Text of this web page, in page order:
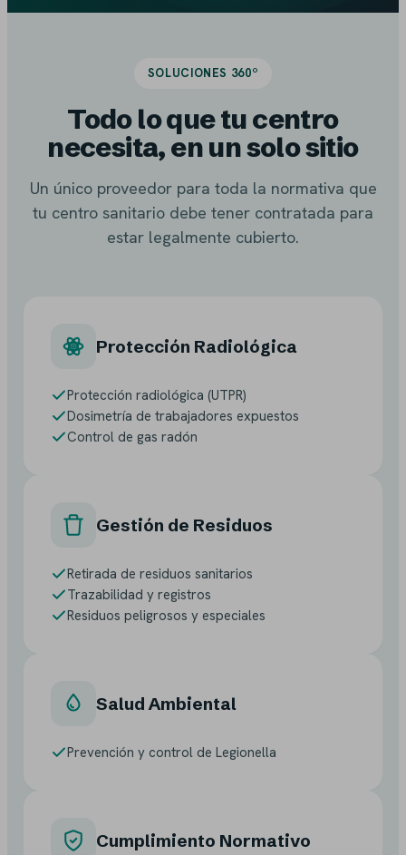
SOLUCIONES 360º
Todo lo que tu centro
necesita, en un solo sitio
Un único proveedor para toda la normativa que
tu centro sanitario debe tener contratada para
estar legalmente cubierto.
Protección Radiológica
Protección radiológica (UTPR)
Dosimetría de trabajadores expuestos
Control de gas radón
Gestión de Residuos
Retirada de residuos sanitarios
Trazabilidad y registros
Residuos peligrosos y especiales
Salud Ambiental
Prevención y control de Legionella
Cumplimiento Normativo